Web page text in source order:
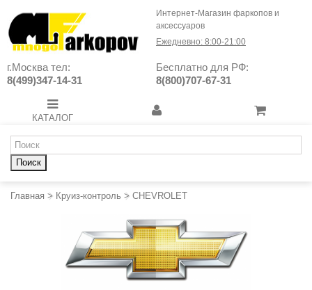
Интернет-Магазин фаркопов и
аксессуаров
Ежедневно: 8:00-21:00
г.Москва тел:
8(499)347-14-31
Бесплатно для РФ:
8(800)707-67-31
КАТАЛОГ
Поиск
Главная > Круиз-контроль > CHEVROLET